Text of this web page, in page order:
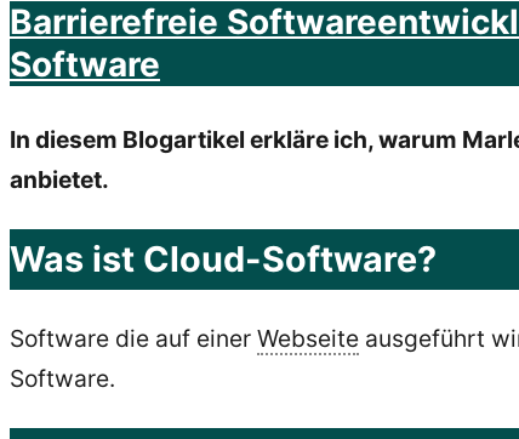
Apps
barrierefrei
–
Kurzanleitung“
Barrierefreie
Software
In diesem Blogartikel erkläre ich, warum
anbietet.
Was ist Cloud-Software?
Software die auf einer Webseite ausgeführt
Software.